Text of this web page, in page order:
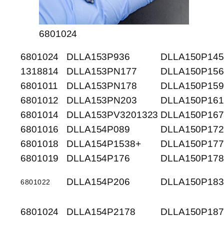
6801024
6801024 DLLA153P936
DLLA150P145
1318814
DLLA153PN177
6801011
DLLA153PN178
DLLA150P159
6801012
DLLA153PN203
6801014
DLLA153PV3201323 DLLA150P167
6801016
DLLA154P089
DLLA150P172
6801018
DLLA154P1538+
DLLA150P177
6801019
DLLA154P176 DLLA150P178
6801022 DLLA154P206 DLLA150P183
6801024 DLLA154P2178 DLLA150P187